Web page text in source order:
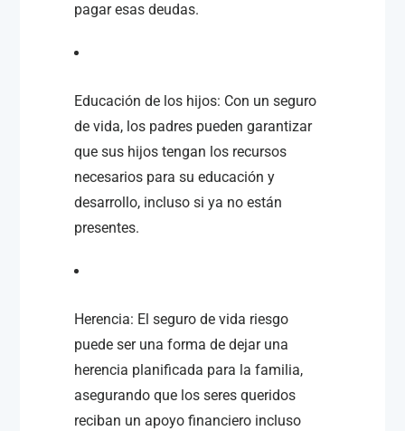
pagar esas deudas.
Educación de los hijos: Con un seguro
de vida, los padres pueden garantizar
que sus hijos tengan los recursos
necesarios para su educación y
desarrollo, incluso si ya no están
presentes.
Herencia: El seguro de vida riesgo
puede ser una forma de dejar una
herencia planificada para la familia,
asegurando que los seres queridos
reciban un apoyo financiero incluso